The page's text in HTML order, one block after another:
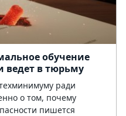
обучение
ведет в тюрьму
ради
о том, почему
пишется